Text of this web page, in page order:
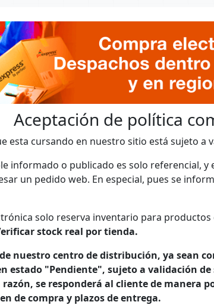
Aceptación de política
esta cursando en nuestro sitio está sujeto a
informado o publicado es solo referencial, y
un pedido web. En especial, pues se
solo reserva inventario para
stock real por tienda.
nuestro centro de distribución, ya sean
estado "Pendiente", sujeto a validación de
se responderá al cliente de manera
de compra y plazos de entrega.